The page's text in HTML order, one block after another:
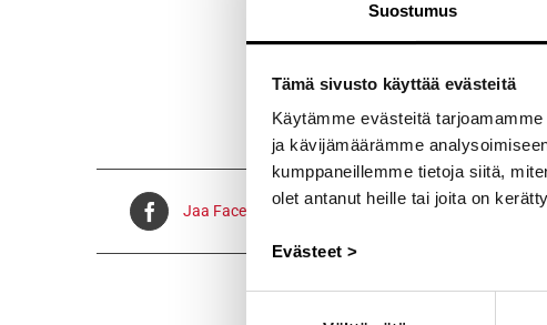
Suostumus
Tämä sivusto käyttää evästeitä
Käytämme evästeitä
ja kävijämäärämme
kumppaneillemme tietoja siitä,
olet antanut heille tai joita on
Evästeet >
Voidaan lähettää 1-
Jaa Facebookissa